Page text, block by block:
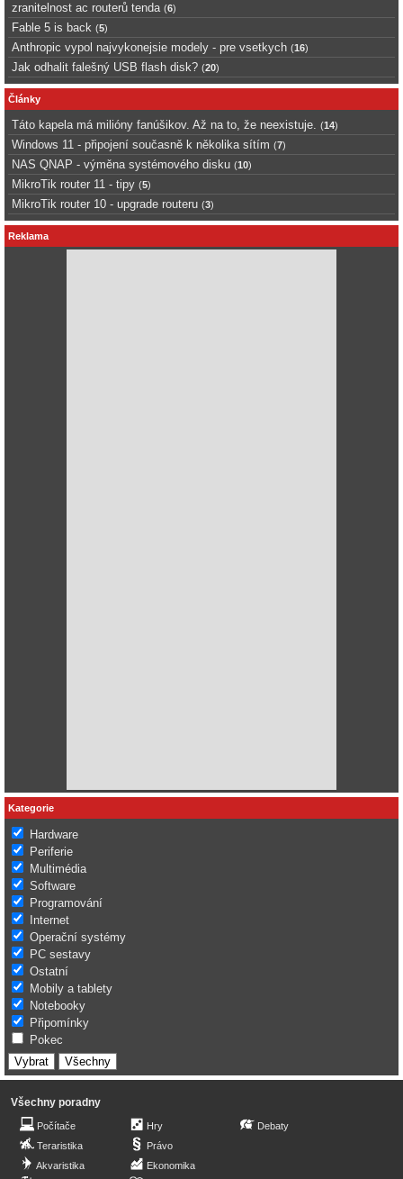
zranitelnost ac routerů tenda (6)
Fable 5 is back (5)
Anthropic vypol najvykonejsie modely - pre vsetkych (16)
Jak odhalit falešný USB flash disk? (20)
Články
Táto kapela má milióny fanúšikov. Až na to, že neexistuje. (14)
Windows 11 - připojení současně k několika sítím (7)
NAS QNAP - výměna systémového disku (10)
MikroTik router 11 - tipy (5)
MikroTik router 10 - upgrade routeru (3)
Reklama
Kategorie
Hardware
Periferie
Multimédia
Software
Programování
Internet
Operační systémy
PC sestavy
Ostatní
Mobily a tablety
Notebooky
Připomínky
Pokec
Všechny poradny
Počítače
Teraristika
Akvaristika
Hry
Právo
Ekonomika
Debaty